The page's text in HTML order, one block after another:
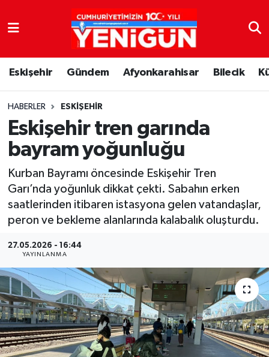
Eskişehir Gündem Afyonkarahisar Bilecik
HABERLER ESKIŞEHIR
Eskişehir tren garında
bayram yoğunluğu
Kurban Bayramı öncesinde Eskişehir Tren
Garı’nda yoğunluk dikkat çekti. Sabahın erken
saatlerinden itibaren istasyona gelen vatandaşlar,
peron ve bekleme alanlarında kalabalık oluşturdu.
27.05.2026 - 16:44
YAYINLANMA
Nöbetçi Eczaneler
Hava Durumu
Trafik Durumu
Süper Lig Puan Durumu ve Fikstür
Tüm Manşetler
Son Dakika Haberleri